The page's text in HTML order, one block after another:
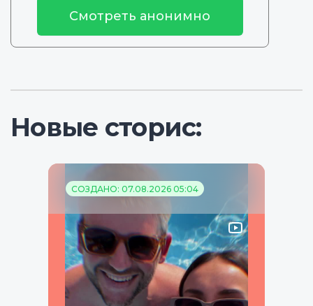
Смотреть анонимно
Новые сторис:
СОЗДАНО: 07.08.2026 05:04